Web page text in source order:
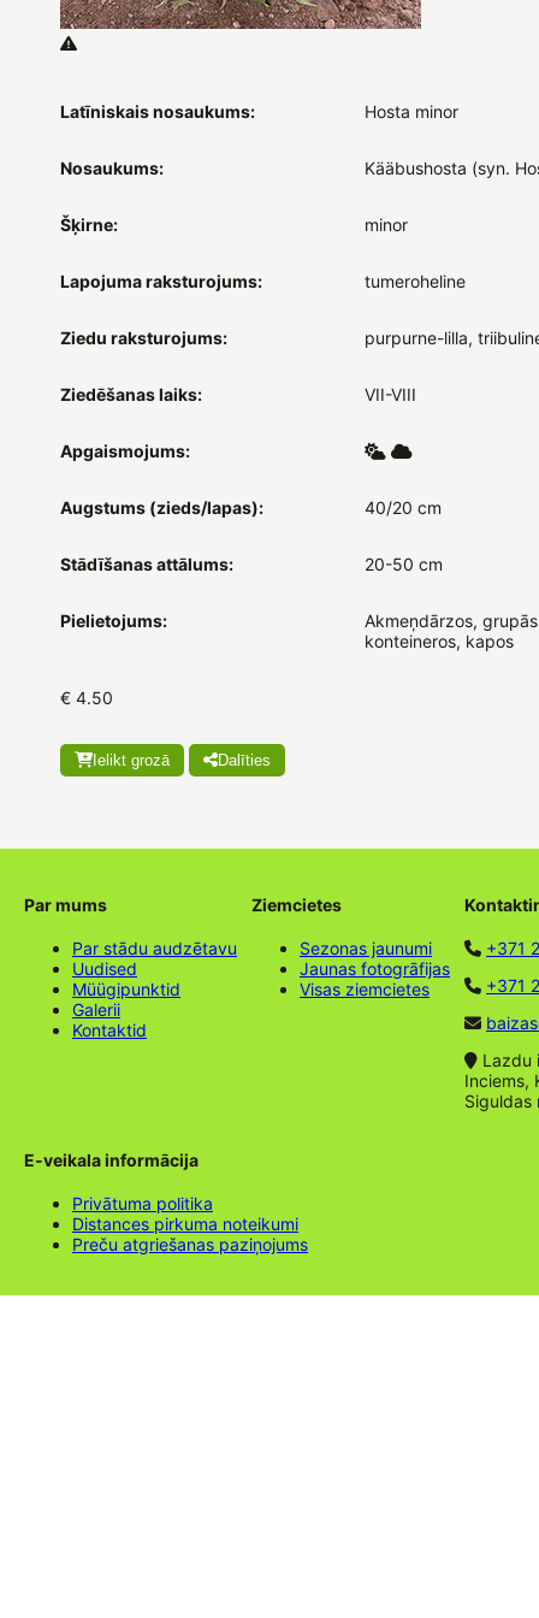
Latīniskais nosaukums: Hosta minor
Nosaukums: Kääbushosta (syn.
Šķirne: minor
Lapojuma raksturojums: tumeroheline
Ziedu raksturojums: purpurne-lilla,
Ziedēšanas laiks: VII-VIII
Apgaismojums:
Augstums (zieds/lapas): 40/20 cm
Stādīšanas attālums: 20-50 cm
Pielietojums:
Akmeņdārzos,
konteineros, kapos
€ 4.50
Ielikt grozā Dalīties
Par mums
Par stādu audzētavu
Uudised
Müügipunktid
Galerii
Kontaktid
Ziemcietes
Sezonas jaunumi
Jaunas fotogrāfijas
Visas ziemcietes
+371
+371
Lazdu
Inciems,
Siguldas
E-veikala informācija
Privātuma politika
Distances pirkuma noteikumi
Preču atgriešanas paziņojums